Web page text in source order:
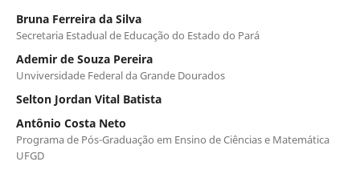
Bruna Ferreira da Silva
Secretaria Estadual de Educação do Estado do Pará
Ademir de Souza Pereira
Unviversidade Federal da Grande Dourados
Selton Jordan Vital Batista
Antônio Costa Neto
Programa de Pós-Graduação em Ensino de Ciências e Matemática
UFGD